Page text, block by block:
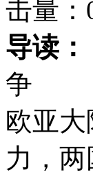
击量：
导读：
争 《
欧亚
力，